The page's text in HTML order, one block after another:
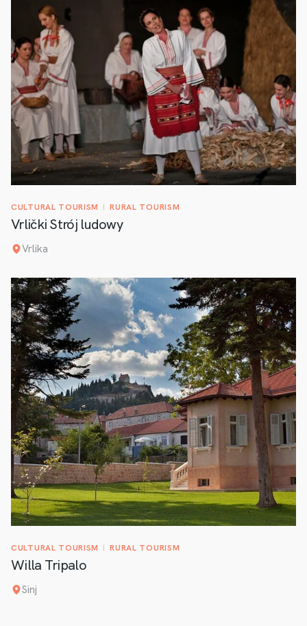
CULTURAL TOURISM RURAL TOURISM
Vrlički Strój ludowy
Vrlika
CULTURAL TOURISM RURAL TOURISM
Willa Tripalo
Sinj